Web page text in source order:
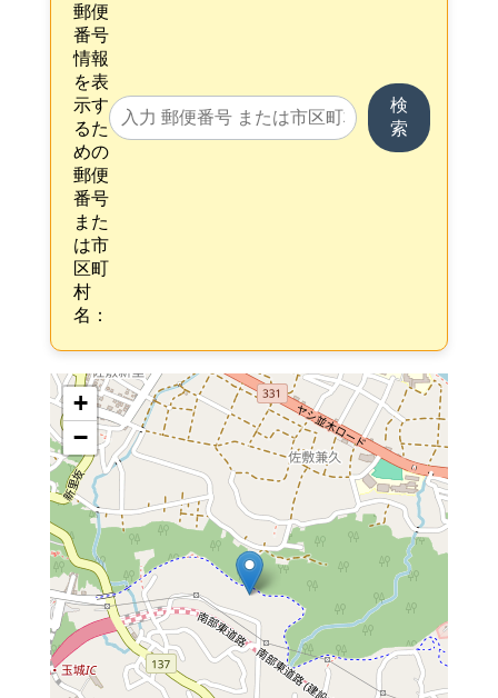
郵便
番号
情報
を表
示す
るた
めの
郵便
番号
また
は市
区町
村
名：
検
索
+
−